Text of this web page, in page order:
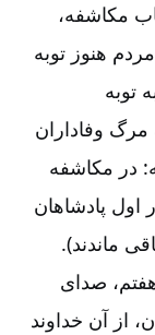
مکاشفه،
هنوز توبه
توبه
وفاداران
در مکاشفه
اول پادشاهان
ماندند).
صدای
از آن خداوند